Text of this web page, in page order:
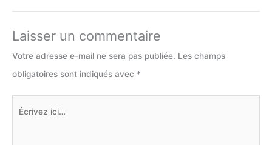
Laisser un commentaire
Votre adresse e-mail ne sera pas publiée. Les champs
obligatoires sont indiqués avec *